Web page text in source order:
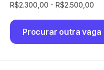
R$2.300,00 - R$2.500,00
Procurar outra vaga